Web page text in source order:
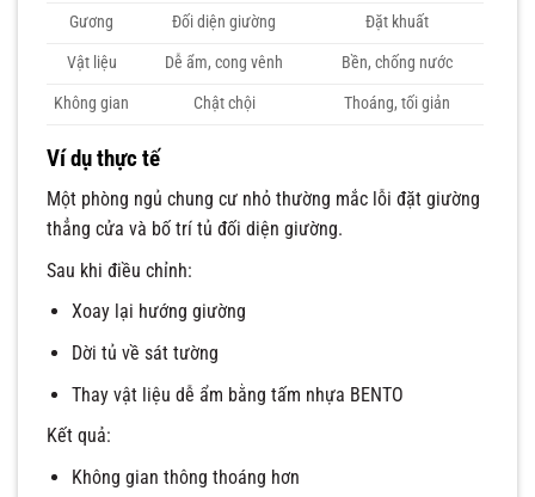
Gương
Đối diện giường
Đặt khuất
Vật liệu
Dễ ẩm, cong vênh
Bền, chống nước
Không gian
Chật chội Thoáng, tối giản
Ví dụ thực tế
Một phòng ngủ chung cư nhỏ thường mắc lỗi đặt giường
thẳng cửa và bố trí tủ đối diện giường.
Sau khi điều chỉnh:
Xoay lại hướng giường
Dời tủ về sát tường
Thay vật liệu dễ ẩm bằng tấm nhựa BENTO
Kết quả:
Không gian thông thoáng hơn